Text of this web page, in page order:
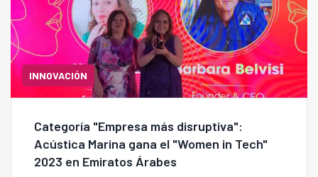
INNOVACIÓN
Categoría "Empresa más disruptiva":
Acústica Marina gana el "Women in Tech"
2023 en Emiratos Árabes